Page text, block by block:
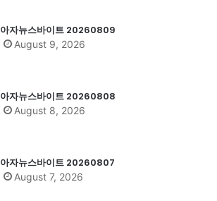
아자뉴스바이트 20260809
August 9, 2026
아자뉴스바이트 20260808
August 8, 2026
아자뉴스바이트 20260807
August 7, 2026